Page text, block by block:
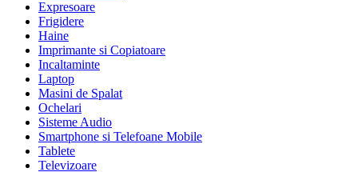
Expresoare
Frigidere
Haine
Imprimante si Copiatoare
Incaltaminte
Laptop
Masini de Spalat
Ochelari
Sisteme Audio
Smartphone si Telefoane Mobile
Tablete
Televizoare